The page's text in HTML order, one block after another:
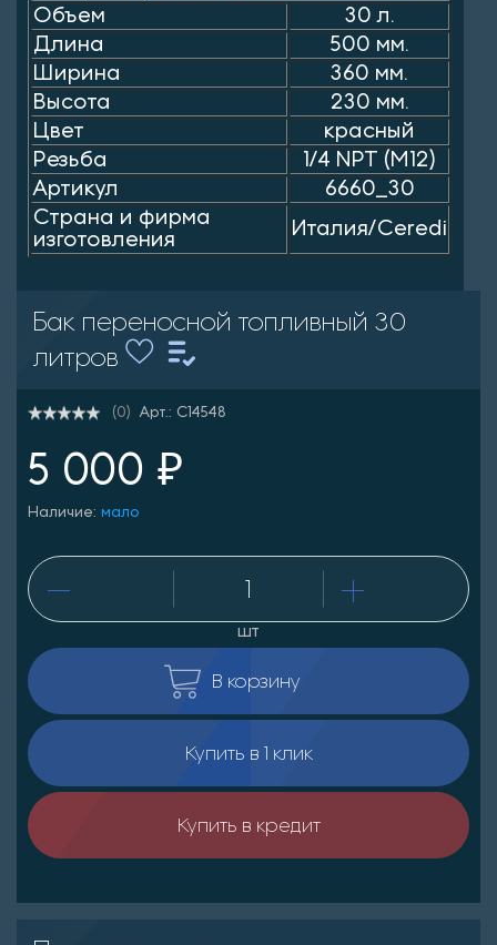
Объем
30 л.
Длина
500 мм.
Ширина
360 мм.
Высота
230 мм.
Цвет
красный
Резьба
1/4 NPT (M12)
Артикул
6660_30
Страна и фирма
изготовления
Италия/Ceredi
Бак переносной топливный 30
литров
(0) Арт.: C14548
5 000 ₽
Наличие: мало
шт
В корзину
Купить в 1 клик
Купить в кредит